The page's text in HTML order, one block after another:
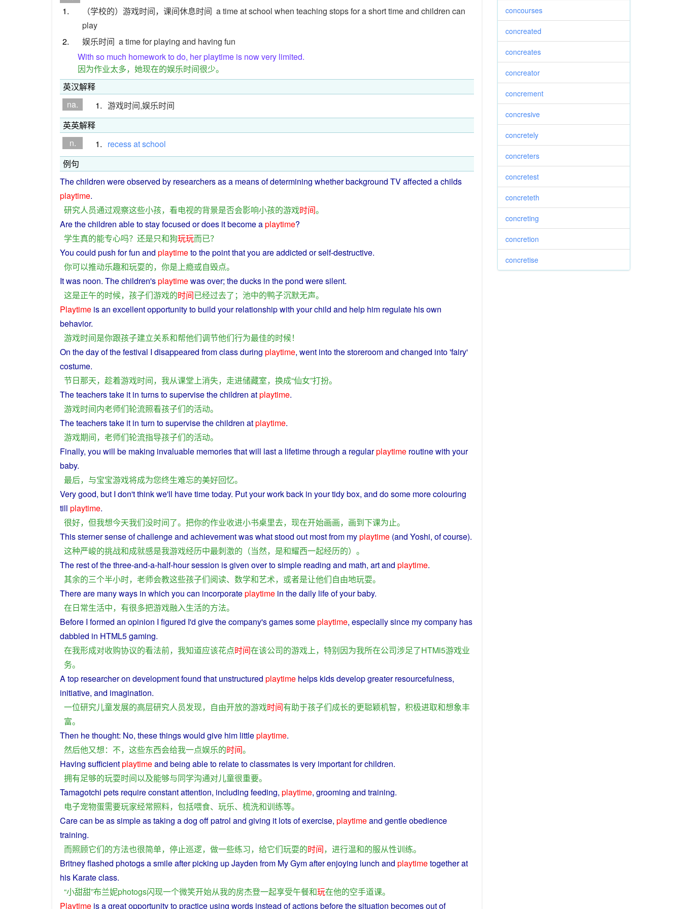
1.
（学校的）游戏时间，课间休息时间 a time at school when teaching stops for a short time and children can
play
2.
娱乐时间 a time for playing and having fun
With so much homework to do, her playtime is now very limited.
因为作业太多，她现在的娱乐时间很少。
英汉解释
na.
1. 游戏时间,娱乐时间
英英解释
n.
1. recessatschool
例句
Thechildren wereobserved by researchersas a meansofdetermining whetherbackground TVaffected a childs
playtime.
研究人员通过观察这些小孩， 看电视的背景是否会影响小孩的游戏时间。
Arethechildren ableto stayfocused ordoes itbecomeaplaytime?
学生真的能专心吗？ 还是只和狗玩玩而已？
You could push forfun and playtimetothepointthatyou areaddicted orself-destructive.
你可以推动乐趣和玩耍的， 你是上瘾或自毁点。
Itwas noon. Thechildren'splaytimewasover; theducks in thepond weresilent.
这是正午的时候， 孩子们游戏的时间已经过去了 ； 池中的鸭子沉默无声。
Playtime isan excellentopportunity tobuild your relationshipwith yourchild and help him regulate hisown
behavior.
游戏时间是你跟孩子建立关系和帮他们调节他们行为最佳的时候！
On thedayof thefestival I disappeared fromclassduring playtime, went intothestoreroomand changed into'fairy'
costume.
节日那天， 趁着游戏时间， 我从课堂上消失， 走进储藏室， 换成“仙女”打扮。
Theteacherstake it in turnsto supervise thechildren atplaytime.
游戏时间内老师们轮流照看孩子们的活动。
Theteacherstake it in turn tosupervisethechildren atplaytime.
游戏期间， 老师们轮流指导孩子们的活动。
Finally, you will be making invaluable memoriesthatwill lasta lifetimethrough a regularplaytime routinewith your
baby.
最后， 与宝宝游戏将成为您终生难忘的美好回忆。
Verygood, but I don'tthinkwe'll havetimetoday. Putyourworkback in your tidybox, and dosome more colouring
till playtime.
很好， 但我想今天我们没时间了。 把你的作业收进小书桌里去， 现在开始画画， 画到下课为止。
Thissternersenseofchallengeand achievementwaswhat stood out mostfrom myplaytime (and Yoshi, ofcourse).
这种严峻的挑战和成就感是我游戏经历中最刺激的 （当然， 是和耀西一起经历的）。
The restofthethree-and-a-half-hoursession isgiven overtosimple reading and math, artand playtime.
其余的三个半小时， 老师会教这些孩子们阅读、 数学和艺术， 或者是让他们自由地玩耍。
Thereare manyways in which you can incorporateplaytime in thedaily lifeofyour baby.
在日常生活中， 有很多把游戏融入生活的方法。
Before I formed an opinion I figured I'd givethecompany'sgamessomeplaytime, especiallysince mycompany has
dabbled in HTML5gaming.
在我形成对收购协议的看法前， 我知道应该花点时间在该公司的游戏上， 特别因为我所在公司涉足了HTMl5游戏业
务。
Atop researcheron developmentfound that unstructured playtime helps kidsdevelopgreater resourcefulness,
initiative, and imagination.
一位研究儿童发展的高层研究人员发现， 自由开放的游戏时间有助于孩子们成长的更聪颖机智， 积极进取和想象丰
富。
Then hethought: No, thesethingswould give him littleplaytime.
然后他又想： 不， 这些东西会给我一点娱乐的时间。
Having sufficientplaytimeand being ableto relate toclassmates isvery importantforchildren.
拥有足够的玩耍时间以及能够与同学沟通对儿童很重要。
Tamagotchi pets requireconstantattention, including feeding, playtime, grooming and training.
电子宠物蛋需要玩家经常照料， 包括喂食、 玩乐、 梳洗和训练等。
Carecan beassimpleas taking adog offpatrol and giving it lotsofexercise, playtimeand gentleobedience
training.
而照顾它们的方法也很简单， 停止巡逻， 做一些练习， 给它们玩耍的时间， 进行温和的服从性训练。
Britneyflashed photogsasmileafterpicking up Jayden from MyGym afterenjoying lunch and playtimetogetherat
his Karateclass.
“小甜甜”布兰妮photogs闪现一个微笑开始从我的房杰登一起享受午餐和玩在他的空手道课。
Playtime isagreatopportunitytopractice using words instead ofactions beforethesituation becomes out of
concourses
concreated
concreates
concreator
concrement
concresive
concretely
concreters
concretest
concreteth
concreting
concretion
concretise